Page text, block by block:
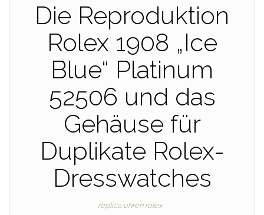
Die Reproduktion
Rolex 1908 „Ice
Blue“ Platinum
52506 und das
Gehäuse für
Duplikate Rolex-
Dresswatches
replica uhren rolex